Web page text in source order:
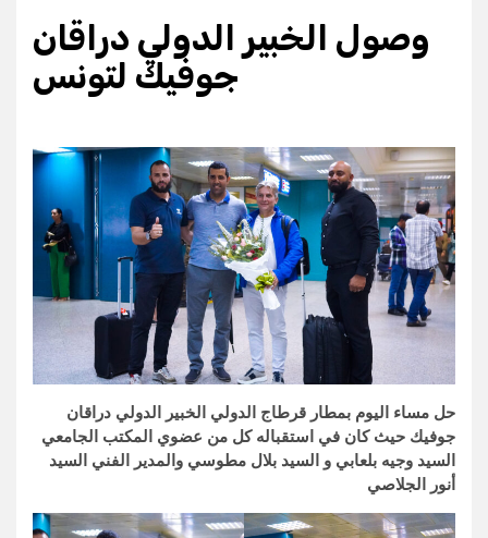
وصول الخبير الدولي دراقان
جوفيك لتونس
حل مساء اليوم بمطار قرطاج الدولي الخبير الدولي دراقان
جوفيك حيث كان في استقباله كل من عضوي المكتب الجامعي
السيد وجيه بلعابي و السيد بلال مطوسي والمدير الفني السيد
أنور الجلاصي